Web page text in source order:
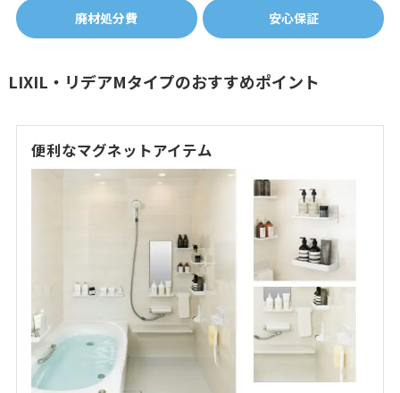
廃材処分費 安心保証
LIXIL・リデアMタイプのおすすめポイント
便利なマグネットアイテム